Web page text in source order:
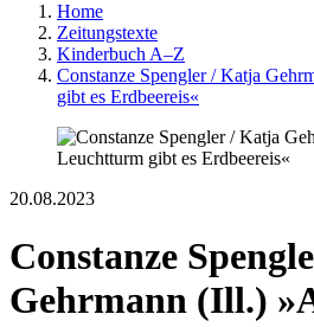
Home
Zeitungstexte
Kinderbuch A–Z
Constanze Spengler / Katja
gibt es Erdbeereis«
20.08.2023
Constanze
Gehrmann (Ill.)